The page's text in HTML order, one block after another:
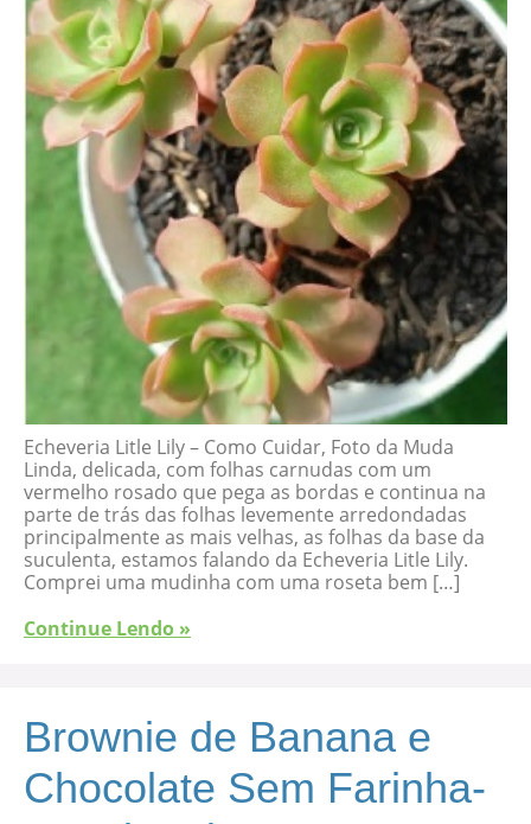
Echeveria Litle Lily – Como Cuidar, Foto da Muda
Linda, delicada, com folhas carnudas com um
vermelho rosado que pega as bordas e continua na
parte de trás das folhas levemente arredondadas
principalmente as mais velhas, as folhas da base da
suculenta, estamos falando da Echeveria Litle Lily.
Comprei uma mudinha com uma roseta bem […]
Continue Lendo »
Brownie de Banana e
Chocolate Sem Farinha-